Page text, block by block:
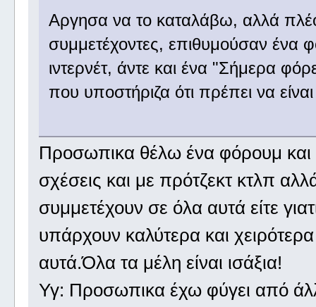
Αργησα να το καταλάβω, αλλά
συμμετέχοντες, επιθυμούσαν
ιντερνέτ, άντε και ένα "Σήμερα
που υποστήριζα ότι πρέπει να
Προσωπικα θέλω ένα φόρουμ και
σχέσεις και με πρότζεκτ κτλπ
συμμετέχουν σε όλα αυτά είτε
υπάρχουν καλύτερα και
αυτά.Όλα τα μέλη είναι ισάξια!
Υγ: Προσωπικα έχω φύγει από